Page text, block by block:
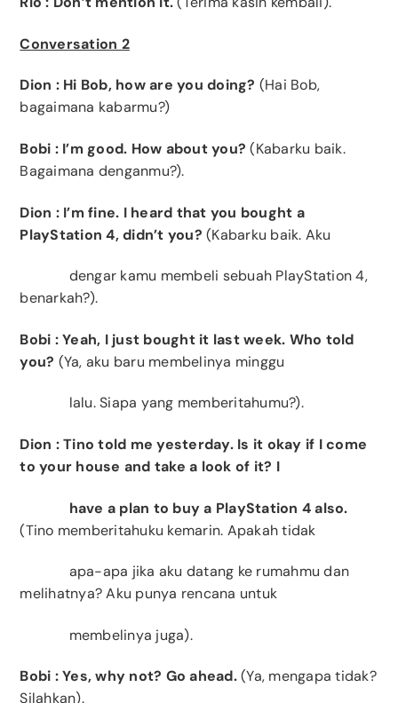
Conversation 2
Dion : Hi Bob, how are you doing? (Hai Bob,
bagaimana kabarmu?)
Bobi : I’m good. How about you? (Kabarku baik.
Bagaimana denganmu?).
Dion : I’m fine. I heard that you bought a
PlayStation 4, didn’t you? (Kabarku baik. Aku
dengar kamu membeli sebuah PlayStation 4,
benarkah?).
Bobi : Yeah, I just bought it last week. Who told
you? (Ya, aku baru membelinya minggu
lalu. Siapa yang memberitahumu?).
Dion : Tino told me yesterday. Is it okay if I come
to your house and take a look of it? I
have a plan to buy a PlayStation 4 also.
(Tino memberitahuku kemarin. Apakah tidak
apa-apa jika aku datang ke rumahmu dan
melihatnya? Aku punya rencana untuk
membelinya juga).
Bobi :Yes, why not? Go ahead. (Ya, mengapa tidak?
Silahkan).